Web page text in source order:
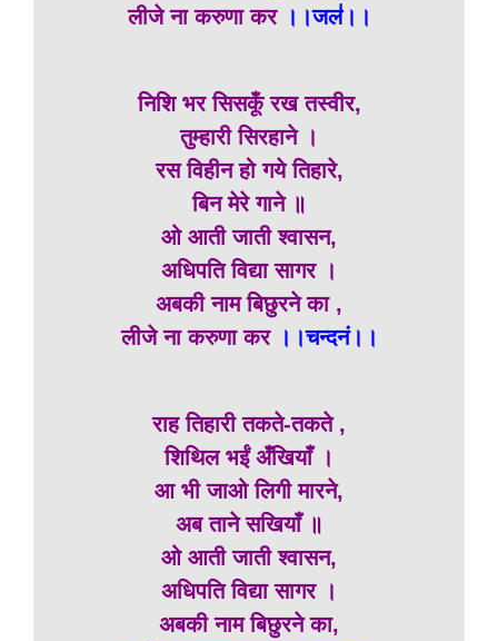
लीजे ना करुणा कर।।जल॑।।
निशि भर सिसकूँ रख तस्वीर,
तुम्हारी सिरहाने ।
रस विहीन हो गये तिहारे,
बिन मेरे गाने ॥
ओ आती जाती श्वासन,
अधिपति विद्या सागर ।
अबकी नाम बिछुरने का ,
लीजे ना करुणा कर ।।चन्दनं।।
राह तिहारी तकते-तकते ,
शिथिल भईं अँखियाँ ।
आ भी जाओ लिगी मारने,
अब ताने सखियाँ ॥
ओ आती जाती श्वासन,
अधिपति विद्या सागर ।
अबकी नाम बिछुरने का,